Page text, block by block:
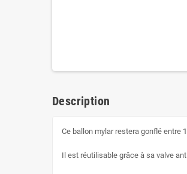
Description
Ce ballon mylar restera gonflé entre
Il est réutilisable grâce à sa valve